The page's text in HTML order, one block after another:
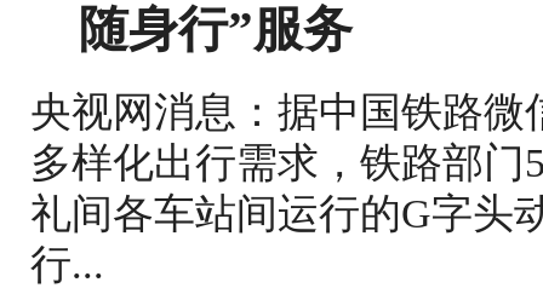
随身行”服务
央视网消息：据中国铁路
多样化出行需求，铁路部门
礼间各车站间运行的G字头
行...